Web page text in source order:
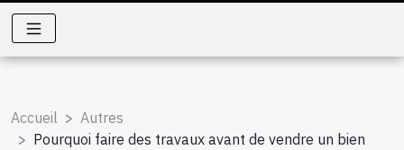
Accueil
Autres
Pourquoi faire des travaux avant de vendre un bien